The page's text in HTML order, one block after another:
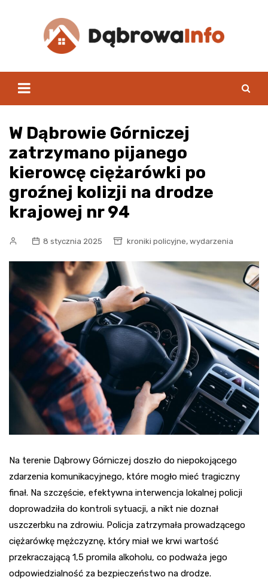
W Dąbrowie Górniczej
zatrzymano pijanego
kierowcę ciężarówki po
groźnej kolizji na drodze
krajowej nr 94
8 stycznia 2025 kroniki policyjne, wydarzenia
Na terenie Dąbrowy Górniczej doszło do niepokojącego
zdarzenia komunikacyjnego, które mogło mieć tragiczny
finał. Na szczęście, efektywna interwencja lokalnej policji
doprowadziła do kontroli sytuacji, a nikt nie doznał
uszczerbku na zdrowiu. Policja zatrzymała prowadzącego
ciężarówkę mężczyznę, który miał we krwi wartość
przekraczającą 1,5 promila alkoholu, co podważa jego
odpowiedzialność za bezpieczeństwo na drodze.